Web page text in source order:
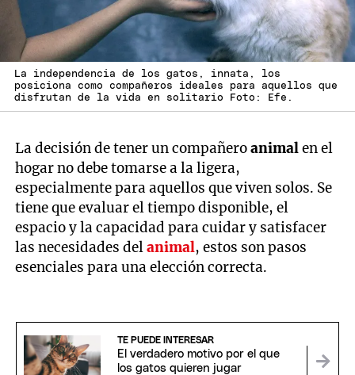
La independencia de los gatos, innata, los
posiciona como compañeros ideales para aquellos que
disfrutan de la vida en solitario Foto: Efe.
La decisión de tener un compañeroanimalen el
hogar no debe tomarse a la ligera,
especialmente para aquellos que viven solos. Se
tiene que evaluar el tiempo disponible, el
espacio y la capacidad para cuidar y satisfacer
las necesidades delanimal, estos son pasos
esenciales para una elección correcta.
TE PUEDE INTERESAR
El verdadero motivo por el que
los gatos quieren jugar